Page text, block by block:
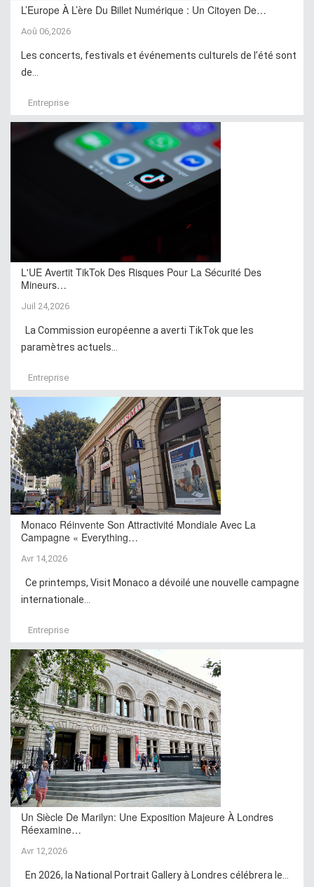
L’Europe À L’ère Du Billet Numérique : Un Citoyen De…
Aoû 06,2026
Les concerts, festivals et événements culturels de l’été sont
de...
Entreprise
L'UE Avertit TikTok Des Risques Pour La Sécurité Des
Mineurs…
Juil 24,2026
La Commission européenne a averti TikTok que les
paramètres actuels...
Entreprise
Monaco Réinvente Son Attractivité Mondiale Avec La
Campagne « Everything…
Avr 14,2026
Ce printemps, Visit Monaco a dévoilé une nouvelle campagne
internationale...
Entreprise
Un Siècle De Marilyn: Une Exposition Majeure À Londres
Réexamine…
Avr 12,2026
En 2026, la National Portrait Gallery à Londres célébrera le...